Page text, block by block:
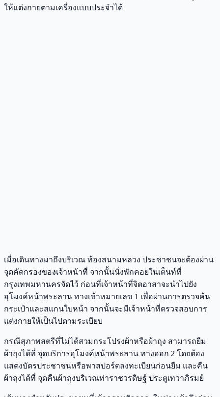
ให้แต่งกายตามเครื่องแบบประจำได้
เมื่อเดินทางมาถึงบริเวณ ท้องสนามหลวง ประชาชนจะต้องผ่าน
จุดคัดกรองของเจ้าหน้าที่ จากนั้นนั่งพักคอยในเต็นท์ที่
กรุงเทพมหานครจัดไว้ ก่อนที่เจ้าหน้าที่จิตอาสาจะนำไปยัง
อุโมงค์หน้าพระลาน ทางเข้าหมายเลข 1 เพื่อผ่านการตรวจค้น
กระเป๋าและสแกนใบหน้า จากนั้นจะมีเจ้าหน้าที่ตรวจสอบการ
แต่งกายให้เป็นไปตามระเบียบ
กรณีสุภาพสตรีที่ไม่ได้สวมกระโปรงผ้าหรือผ้าถุง สามารถยืม
ผ้าถุงได้ที่ จุดบริการอุโมงค์หน้าพระลาน ทางออก 2 โดยต้อง
แสดงบัตรประชาชนหรือพาสปอร์ตลงทะเบียนก่อนยืม และคืน
ผ้าถุงได้ที่ จุดคืนผ้าถุงบริเวณท่าราชวรดิษฐ์ ประตูเทวาภิรมย์